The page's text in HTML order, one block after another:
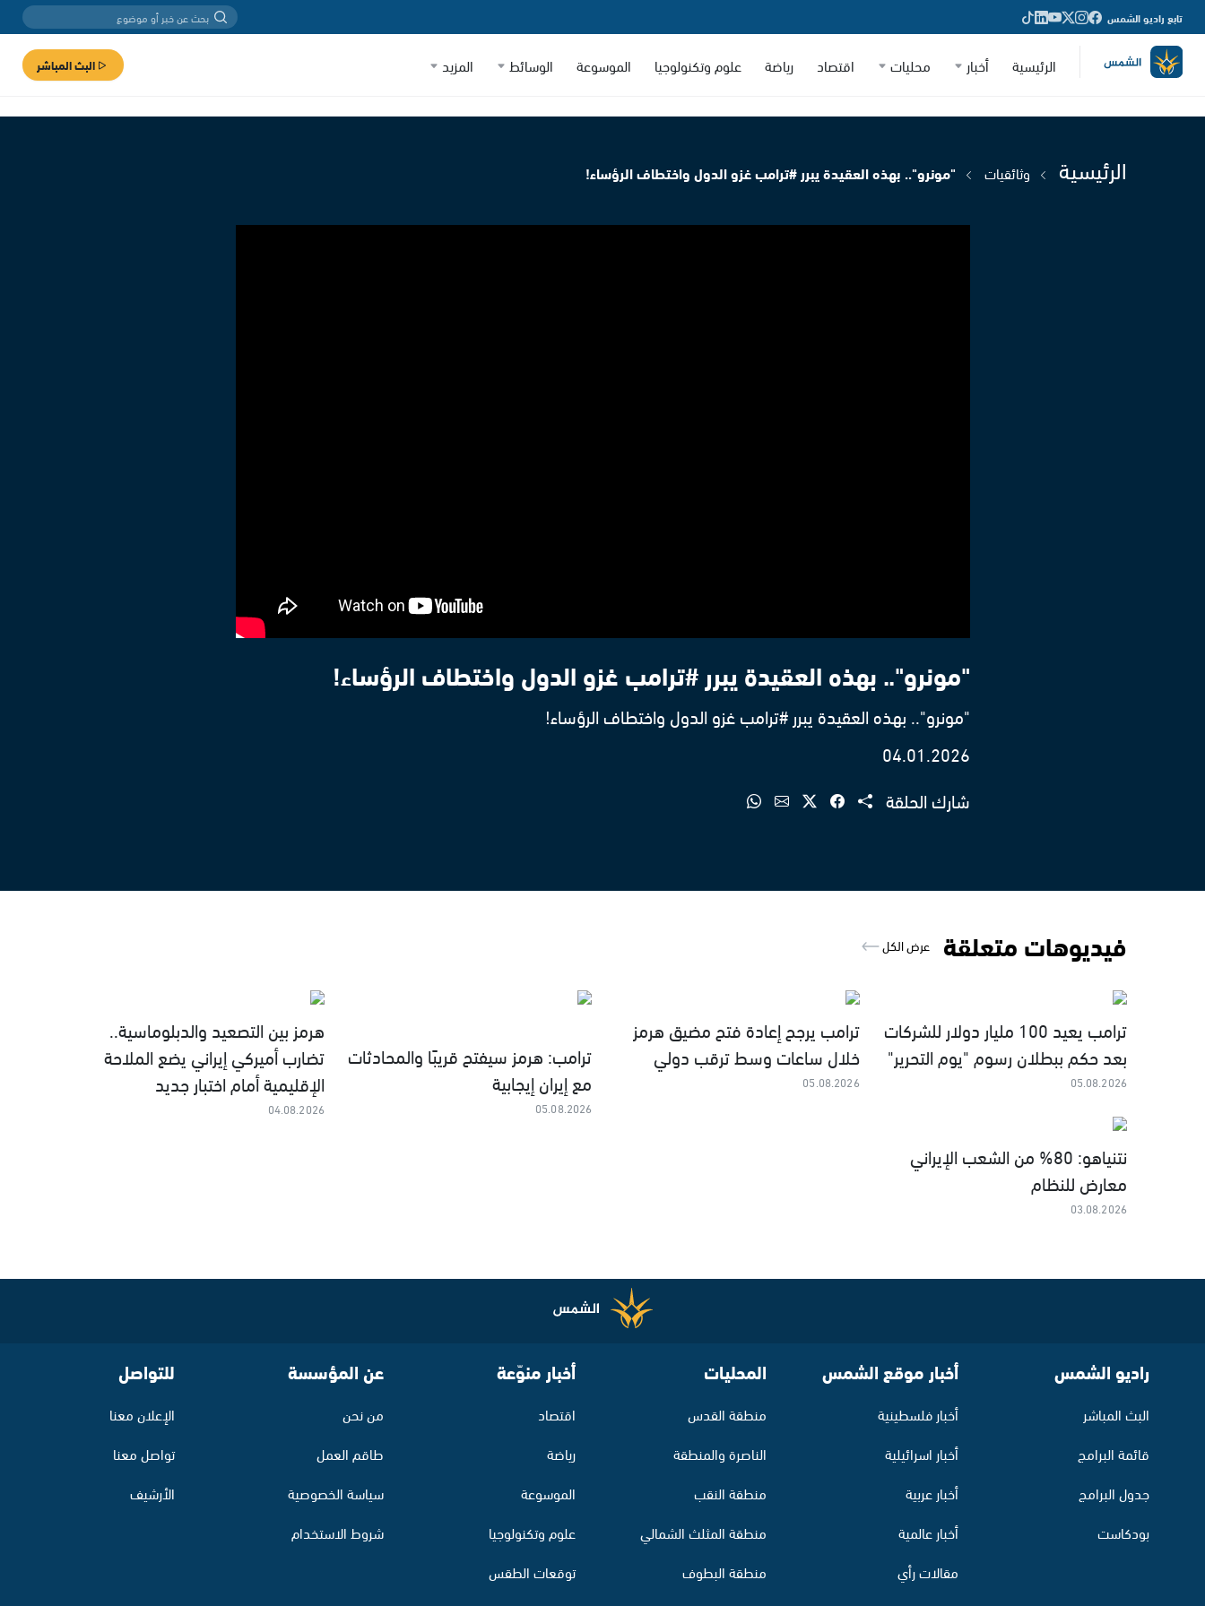
تابع راديو الشمس
الرئيسية أخبار محليات اقتصاد رياضة علوم وتكنولوجيا الموسوعة الوسائط المزيد البث المباشر
الرئيسية وثائقيات "مونرو".. بهذه العقيدة يبرر #ترامب غزو الدول واختطاف الرؤساء!
"مونرو".. بهذه العقيدة يبرر #ترامب غزو الدول واختطاف الرؤساء!
"مونرو".. بهذه العقيدة يبرر #ترامب غزو الدول واختطاف الرؤساء!
04.01.2026
شارك الحلقة
فيديوهات متعلقة عرض الكل
ترامب يعيد 100 مليار دولار للشركات
بعد حكم ببطلان رسوم "يوم التحرير"
05.08.2026
ترامب يرجح إعادة فتح مضيق هرمز
خلال ساعات وسط ترقب دولي
05.08.2026
ترامب: هرمز سيفتح قريبًا والمحادثات
مع إيران إيجابية
05.08.2026
هرمز بين التصعيد والدبلوماسية..
تضارب أميركي إيراني يضع الملاحة
الإقليمية أمام اختبار جديد
04.08.2026
نتنياهو: 80% من الشعب الإيراني
معارض للنظام
03.08.2026
راديو الشمس
البث المباشر
قائمة البرامج
جدول البرامج
بودكاست
أخبار موقع الشمس
أخبار فلسطينية
أخبار اسرائيلية
أخبار عربية
أخبار عالمية
مقالات رأي
المحليات
منطقة القدس
الناصرة والمنطقة
منطقة النقب
منطقة المثلث الشمالي
منطقة البطوف
أخبار منوّعة
اقتصاد
رياضة
الموسوعة
علوم وتكنولوجيا
توقعات الطقس
عن المؤسسة
من نحن
طاقم العمل
سياسة الخصوصية
شروط الاستخدام
للتواصل
الإعلان معنا
تواصل معنا
الأرشيف